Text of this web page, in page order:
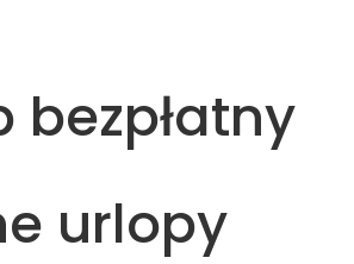
bezpłatny
urlopy